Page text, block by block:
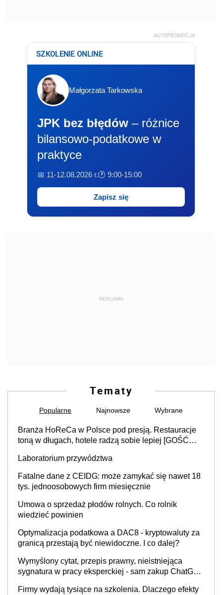
AUTOPROMOCJA
SZKOLENIE ONLINE
Małgorzata Tarkowska
JPK bez błędów – różnice
bilansowo-podatkowe w
praktyce
📅 11-12.08.2026 r.🕐 9:00-15:00
Zapisz się
REKLAMA
Tematy
Popularne Najnowsze Wybrane
Branża HoReCa w Polsce pod presją. Restauracje
toną w długach, hotele radzą sobie lepiej [GOŚĆ
Laboratorium przywództwa
Fatalne dane z CEIDG: może zamykać się nawet 18
tys. jednoosobowych firm miesięcznie
Umowa o sprzedaż płodów rolnych. Co rolnik
wiedzieć powinien
Optymalizacja podatkowa a DAC8 - kryptowaluty za
granicą przestają być niewidoczne. I co dalej?
Wymyślony cytat, przepis prawny, nieistniejąca
sygnatura w pracy eksperckiej - sam zakup ChatGPT
Firmy wydają tysiące na szkolenia. Dlaczego efekty